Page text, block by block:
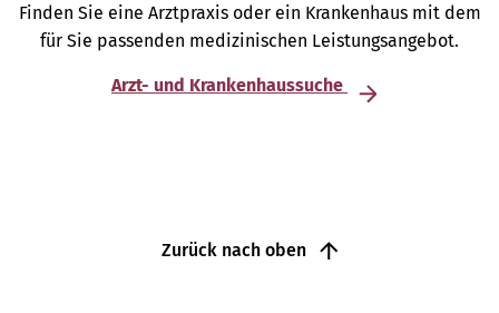
Finden Sie eine Arztpraxis oder ein Krankenhaus mit dem
für Sie passenden medizinischen Leistungsangebot.
Arzt- und Krankenhaussuche
Zurück nach oben